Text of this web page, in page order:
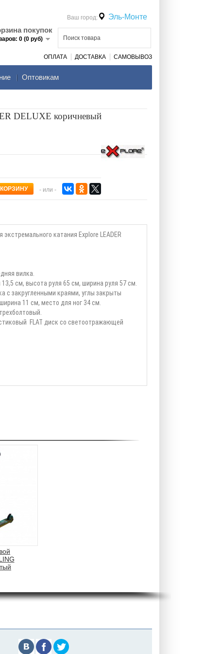
покупок
0 (0 руб)
Ваш город: Эль-Монте
ОПЛАТА ДОСТАВКА САМОВЫВОЗ
Оптовикам
DELUXE коричневый
- или -
катания Explore LEADER
вилка.
см, высота руля 65 см, ширина руля 57 см.
с закругленными краями, углы закрыты
11 см, место для ног 34 см.
FLAT диск со светоотражающей